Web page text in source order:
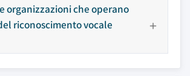
organizzazioni che operano
riconoscimento vocale